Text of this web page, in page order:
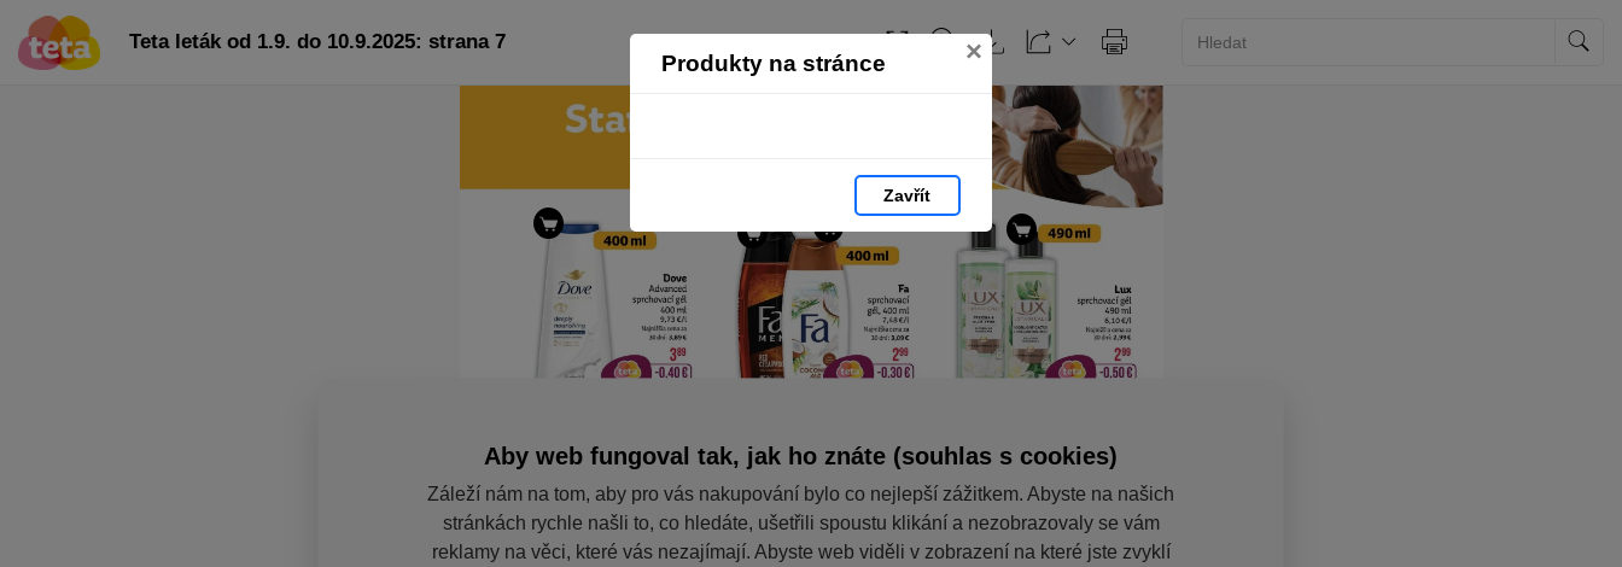
Produkty na stránce ×
Zavřít
Teta leták od 1.9. do 10.9.2025: strana 7
Aby web fungoval tak, jak ho znáte (souhlas s cookies)
Záleží nám na tom, aby pro vás nakupování bylo co nejlepší zážitkem. Abyste na našich
stránkách rychle našli to, co hledáte, ušetřili spoustu klikání a nezobrazovaly se vám
reklamy na věci, které vás nezajímají. Abyste web viděli v zobrazení na které jste zvyklí